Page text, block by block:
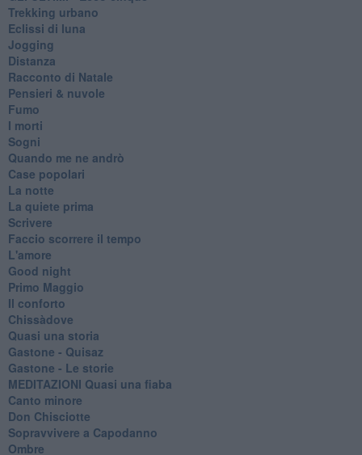
Trekking urbano
Eclissi di luna
Jogging
Distanza
Racconto di Natale
Pensieri & nuvole
Fumo
I morti
Sogni
Quando me ne andrò
Case popolari
La notte
La quiete prima
Scrivere
Faccio scorrere il tempo
L'amore
Good night
Primo Maggio
Il conforto
Chissàdove
Quasi una storia
Gastone - Quisaz
Gastone - Le storie
MEDITAZIONI Quasi una fiaba
Canto minore
Don Chisciotte
Sopravvivere a Capodanno
Ombre